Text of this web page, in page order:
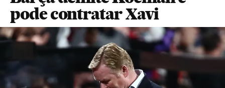
pode contratar Xavi